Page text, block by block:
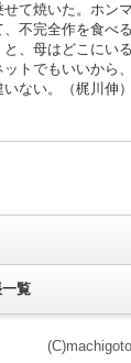
て焼いた。ホン
不完全作を食べ
、母はどこにい
トでもいいから
ない。（梶川伸）
覧